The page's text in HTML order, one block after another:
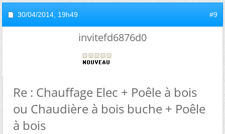
30/04/2014, 19h49 #9
invitefd6876d0
Re : Chauffage Elec + Poêle à bois
ou Chaudière à bois buche + Poêle
à bois